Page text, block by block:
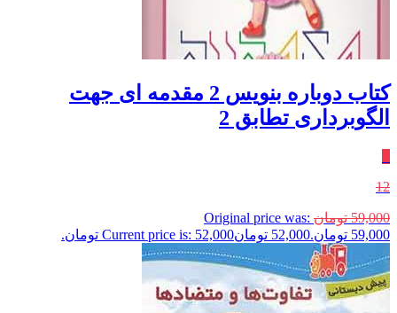
کتاب دوباره بنویس 2 مقدمه ای جهت
الگوبرداری تطابق 2
12
59,000 تومان Original price was:
59,000 تومان.
52,000 تومانCurrent price is: 52,000 تومان.